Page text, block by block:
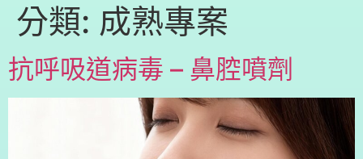
分類: 成熟專案
抗呼吸道病毒 – 鼻腔噴劑